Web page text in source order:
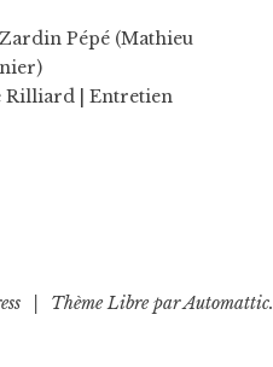
Pépé (Mathieu
Rilliard | Entretien
Thème Libre parAutomattic.